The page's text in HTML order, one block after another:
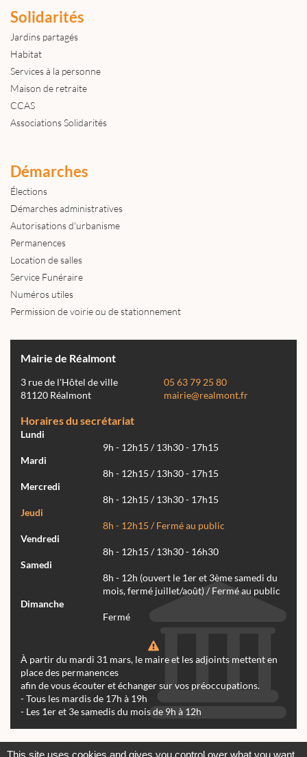
Solidarités
Jardins partagés
Habitat
Services à la personne
Maison de retraite
CCAS
Associations Solidarités
Démarches
Élections
Démarches administratives
Autorisations d'urbanisme
Permanences
Location de salles
Service Funéraire
Numéros utiles
Permission de voirie ou de stationnement
Mairie de Réalmont
3 rue de l'Hôtel de ville
81120 Réalmont
05 63 79 25 80
mairie@realmont.fr
Horaires du secrétariat
Lundi
9h - 12h15 / 13h30 - 17h15
Mardi
8h - 12h15 / 13h30 - 17h15
Mercredi
8h - 12h15 / 13h30 - 17h15
Jeudi
8h - 12h15 / Fermé au public
Vendredi
8h - 12h15 / 13h30 - 16h30
Samedi
8h - 12h (ouvert le 1er et 3ème samedi du
mois, fermé juillet/août) / Fermé au public
Dimanche
Fermé
À partir du mardi 31 mars, le maire et les adjoints mettent en
place des permanences
afin de vous écouter et échanger sur vos préoccupations.
- Tous les mardis de 17h à 19h
- Les 1er et 3e samedis du mois de 9h à 12h
This site uses cookies and gives you control over what you want